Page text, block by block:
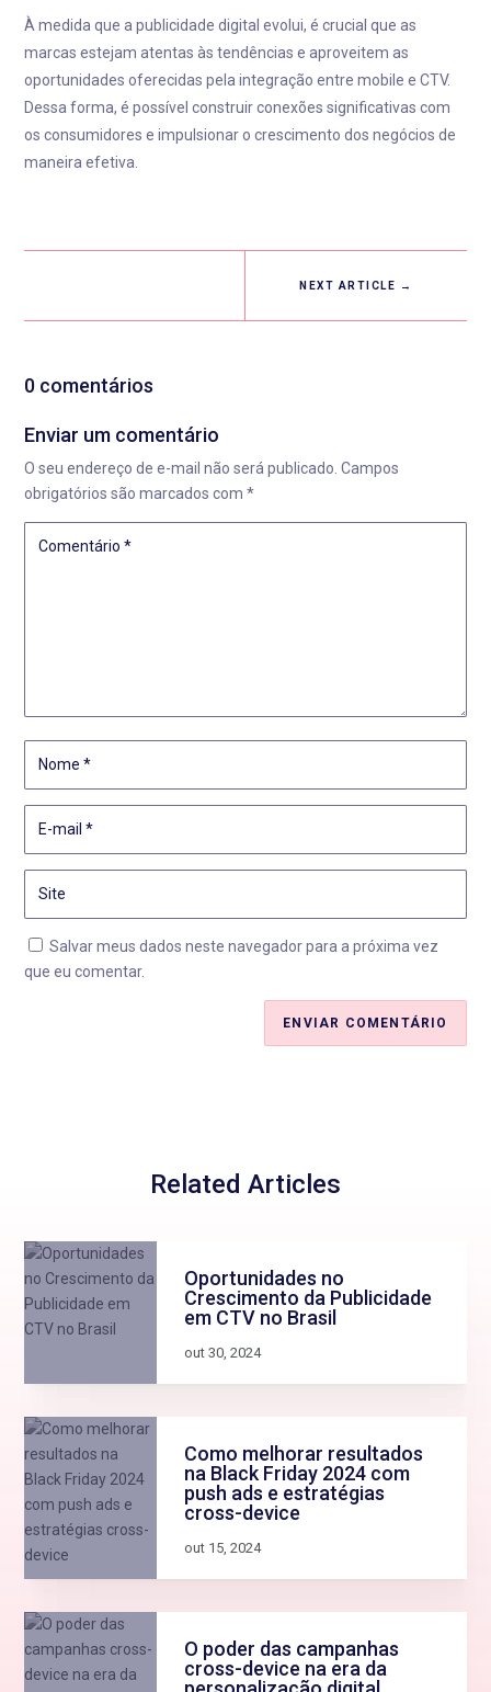
À medida que a publicidade digital evolui, é crucial que as
marcas estejam atentas às tendências e aproveitem as
oportunidades oferecidas pela integração entre mobile e CTV.
Dessa forma, é possível construir conexões significativas com
os consumidores e impulsionar o crescimento dos negócios de
maneira efetiva.
NEXT ARTICLE →
0 comentários
Enviar um comentário
O seu endereço de e-mail não será publicado. Campos
obrigatórios são marcados com*
Salvar meus dados neste navegador para a próxima vez
que eu comentar.
ENVIAR COMENTÁRIO
Related Articles
Oportunidades no
Crescimento da Publicidade
em CTV no Brasil
out 30, 2024
Como melhorar resultados
na Black Friday 2024 com
push ads e estratégias
cross-device
out 15, 2024
O poder das campanhas
cross-device na era da